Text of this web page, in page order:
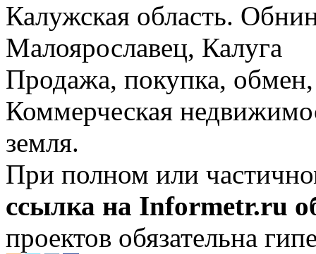
Калужская область.
Малоярославец, Калуга
Продажа, покупка, обмен,
Коммерческая
земля.
При полном или
ссылка на Informetr.ru
проектов обязательна